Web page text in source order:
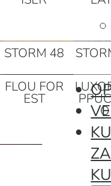
ZA
STORM 48
FLOU FOR
EST
O